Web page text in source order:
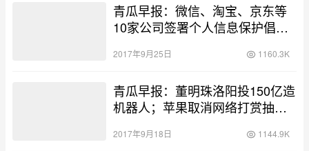
青瓜早报：微信、淘宝、京东等
10家公司签署个人信息保护倡议
报批评；支付宝晒内部月饼…
2017年9月25日 1160.3K
青瓜早报：董明珠洛阳投150亿造
机器人；苹果取消网络打赏抽
轮融资…
2017年9月18日 1144.9K